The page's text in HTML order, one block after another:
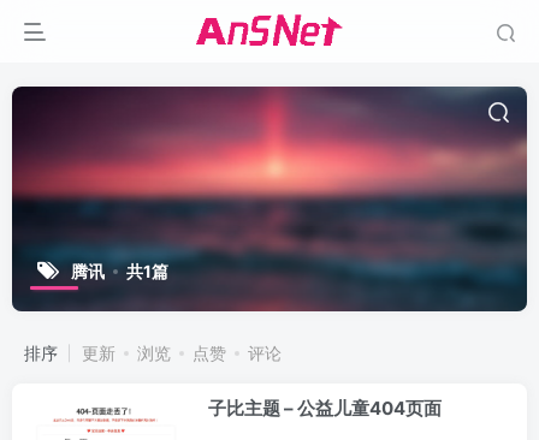
腾讯 共1篇
排序 更新 浏览 点赞 评论
子比主题 – 公益儿童404页面